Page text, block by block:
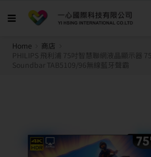
Home
商店
PHILIPS 飛利浦 75吋智慧聯網液晶顯示器
Soundbar TAB5109/96無線藍牙聲霸